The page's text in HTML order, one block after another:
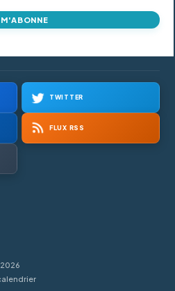
M'ABONNE
TWITTER
FLUX RSS